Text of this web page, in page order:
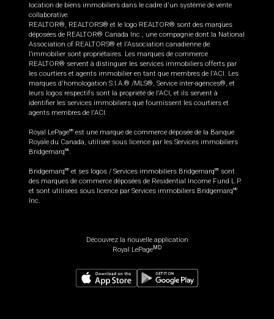
location de biens immobiliers dans le cadre d'un système de vente
collaborative.
REALTOR®, REALTORS® et le logo REALTOR® sont des marques
déposées de REALTOR® Canada Inc., une compagnie dont la National
Association of REALTORS® et l'Association canadienne de
l’immobilier sont propriétaires. Les marques de commerce
REALTOR® servent à distinguer les services immobiliers offerts par
les courtiers et agents immobilier en tant que membres de l'ACI. Les
marques d'homologation S.I.A.® /MLS®, Service inter-agences®, et
leurs logos respectifs sont la propriété de l'ACI, et ils servent à
identifier les services immobiliers que fournissent les courtiers et
agents membres de l'ACI.
Royal LePageMD est une marque de commerce déposée de la Banque
Royale du Canada, utilisée sous licence par les Services immobiliers
BridgemarqMD.
BridgemarqMD et ses logos / Services immobiliers BridgemarqMD
sont
des marques de commerce déposées de Residential Income Fund L.P.
et sont utilisées sous licence par Services immobiliers BridgemarqMD
Inc.
Découvrez la nouvelle application
Royal LePageMD